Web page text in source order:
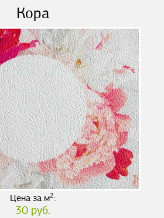
Кора
Цена за м2:
30 руб.